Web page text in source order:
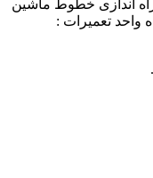
واحد راه اندازی خطوط ماشین
شماره همراه واحد تعمیرات :